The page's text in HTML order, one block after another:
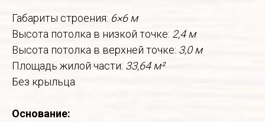
Габариты строения: 6×6 м
Высота потолка в низкой точке: 2,4 м
Высота потолка в верхней точке: 3,0 м
Площадь жилой части: 33,64 м²
Без крыльца
Основание: